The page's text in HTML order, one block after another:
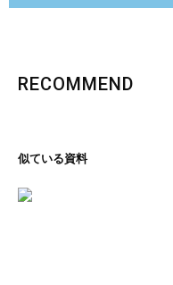
RECOMMEND
似ている資料